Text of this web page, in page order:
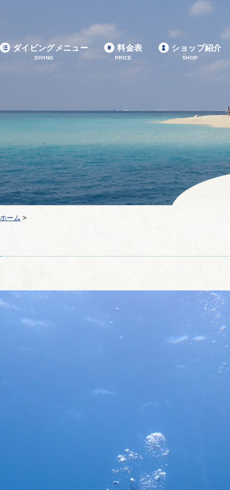
ダイビングメニュー
DIVING
料金表
PRICE
ショップ紹介
SHOP
ホーム >